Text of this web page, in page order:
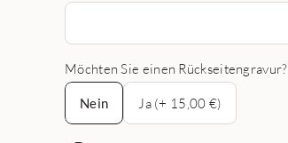
Möchten Sie einen Rückseitengravur?
Nein
Nein
Ja (+ 15,00 €)